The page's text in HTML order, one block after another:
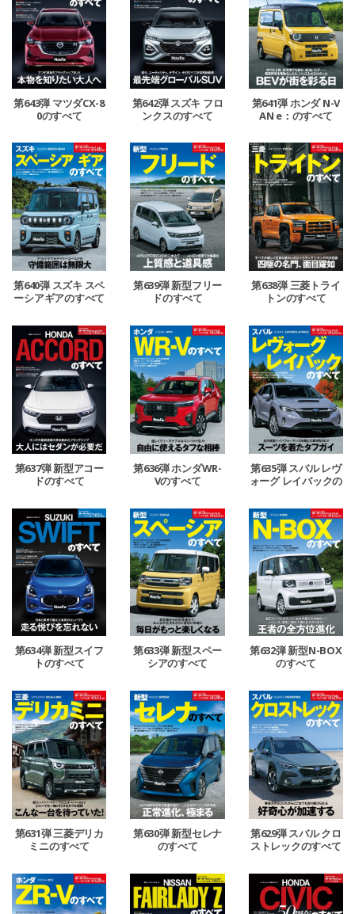
第643弾 マツダCX-8
0のすべて
第642弾 スズキ フロ
ンクスのすべて
第641弾 ホンダ N-V
AN e：のすべて
第640弾 スズキ スペ
ーシアギアのすべて
第639弾 新型フリー
ドのすべて
第638弾 三菱トライ
トンのすべて
第637弾 新型アコー
ドのすべて
第636弾 ホンダWR-
Vのすべて
第635弾 スバル レヴ
ォーグ レイバックの
第634弾 新型スイフ
トのすべて
第633弾 新型スペー
シアのすべて
第632弾 新型N-BOX
のすべて
第631弾 三菱デリカ
ミニのすべて
第630弾 新型セレナ
のすべて
第629弾 スバル クロ
ストレックのすべて